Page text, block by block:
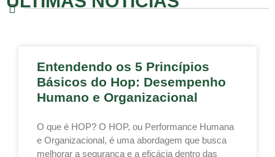
Entendendo os 5 Princípios
Básicos do Hop: Desempenho
Humano e Organizacional
O que é HOP? O HOP, ou Performance Humana
e Organizacional, é uma abordagem que busca
melhorar a segurança e a eficácia dentro das